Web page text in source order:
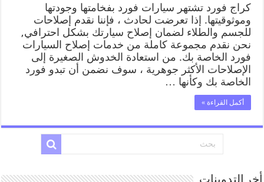
كراج فورد تشتهر سيارات فورد بفخامتها وجودتها
وموثوقيتها. إذا تعرضت لحادث ، فإننا نقدم إصلاحات
للجسم والطلاء لضمان إصلاح سيارتك بشكل احترافي,
نحن نقدم مجموعة كاملة من خدمات إصلاح السيارات
فورد الخاصة بك. من استعادة الخدوش الصغيرة إلى
الإصلاحات الأكثر جوهرية ، سوف نضمن أن تبدو فورد
الخاصة بك وكأنها …
أكمل القراءة »